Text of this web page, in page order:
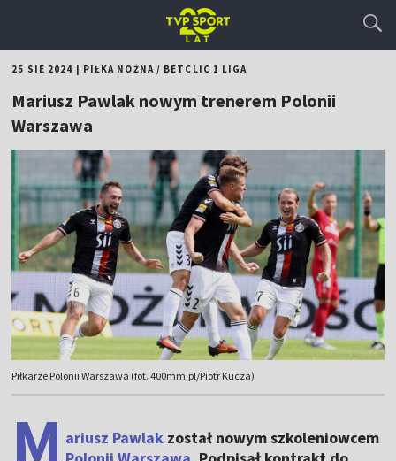
25 SIE 2024 PIŁKA NOŻNA/ BETCLIC 1 LIGA
Mariusz Pawlak nowym trenerem Polonii
Warszawa
Piłkarze Polonii Warszawa (fot. 400mm.pl/Piotr Kucza)
M ariusz Pawlak został nowym szkoleniowcem